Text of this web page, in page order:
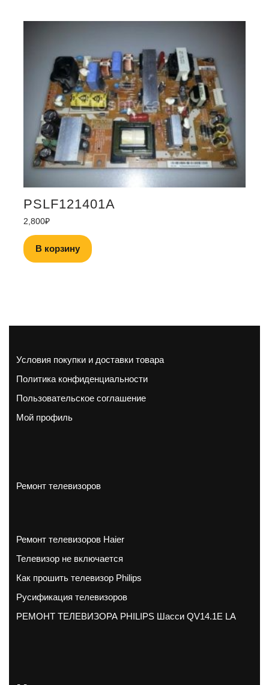
PSLF121401A
2,800₽
В корзину
Условия покупки и доставки товара
Политика конфиденциальности
Пользовательское соглашение
Мой профиль
Ремонт телевизоров
Ремонт телевизоров Haier
Телевизор не включается
Как прошить телевизор Philips
Русификация телевизоров
РЕМОНТ ТЕЛЕВИЗОРА PHILIPS Шасси QV14.1E LA